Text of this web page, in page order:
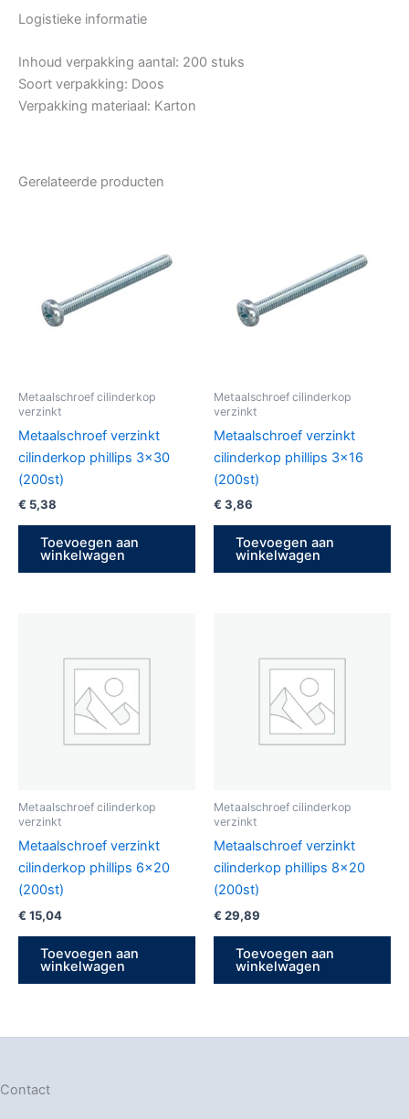
Logistieke informatie
Inhoud verpakking aantal: 200 stuks
Soort verpakking: Doos
Verpakking materiaal: Karton
Gerelateerde producten
Metaalschroef cilinderkop
verzinkt
Metaalschroef verzinkt
cilinderkop phillips 3×30
(200st)
€ 5,38
Toevoegen aan
winkelwagen
Metaalschroef cilinderkop
verzinkt
Metaalschroef verzinkt
cilinderkop phillips 3×16
(200st)
€ 3,86
Toevoegen aan
winkelwagen
Metaalschroef cilinderkop
verzinkt
Metaalschroef verzinkt
cilinderkop phillips 6×20
(200st)
€ 15,04
Toevoegen aan
winkelwagen
Metaalschroef cilinderkop
verzinkt
Metaalschroef verzinkt
cilinderkop phillips 8×20
(200st)
€ 29,89
Toevoegen aan
winkelwagen
Contact